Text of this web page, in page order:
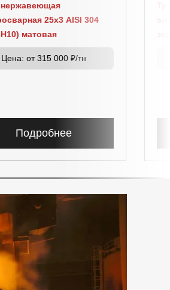
нержавеющая
25х3 AISI 304
матовая
Цена: от 315 000 ₽/тн
Подробнее